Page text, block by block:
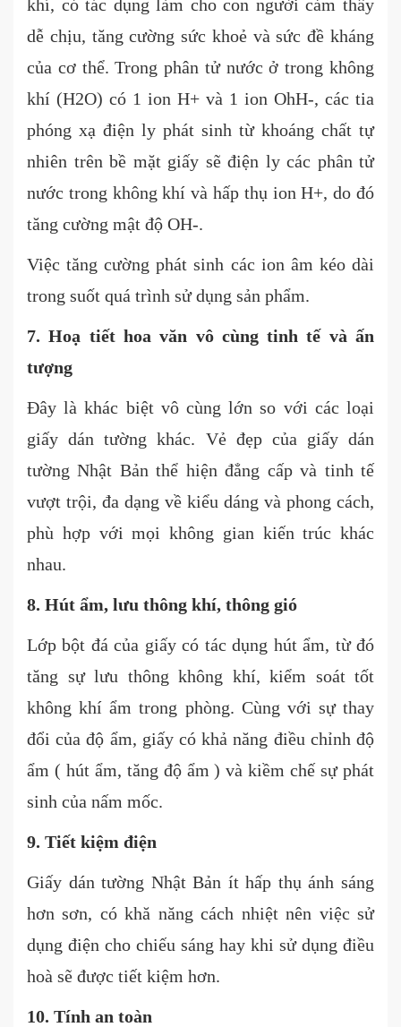
khí, có tác dụng làm cho con người cảm thấy
dễ chịu, tăng cường sức khoẻ và sức đề kháng
của cơ thể. Trong phân tử nước ở trong không
khí (H2O) có 1 ion H+ và 1 ion OhH-, các tia
phóng xạ điện ly phát sinh từ khoáng chất tự
nhiên trên bề mặt giấy sẽ điện ly các phân tử
nước trong không khí và hấp thụ ion H+, do đó
tăng cường mật độ OH-.
Việc tăng cường phát sinh các ion âm kéo dài
trong suốt quá trình sử dụng sản phẩm.
7. Hoạ tiết hoa văn vô cùng tinh tế và ấn
tượng
Đây là khác biệt vô cùng lớn so với các loại
giấy dán tường khác. Vẻ đẹp của giấy dán
tường Nhật Bản thể hiện đẳng cấp và tinh tế
vượt trội, đa dạng về kiểu dáng và phong cách,
phù hợp với mọi không gian kiến trúc khác
nhau.
8. Hút ẩm, lưu thông khí, thông gió
Lớp bột đá của giấy có tác dụng hút ẩm, từ đó
tăng sự lưu thông không khí, kiểm soát tốt
không khí ẩm trong phòng. Cùng với sự thay
đổi của độ ẩm, giấy có khả năng điều chỉnh độ
ẩm ( hút ẩm, tăng độ ẩm ) và kiềm chế sự phát
sinh của nấm mốc.
9. Tiết kiệm điện
Giấy dán tường Nhật Bản ít hấp thụ ánh sáng
hơn sơn, có khă năng cách nhiệt nên việc sử
dụng điện cho chiếu sáng hay khi sử dụng điều
hoà sẽ được tiết kiệm hơn.
10. Tính an toàn